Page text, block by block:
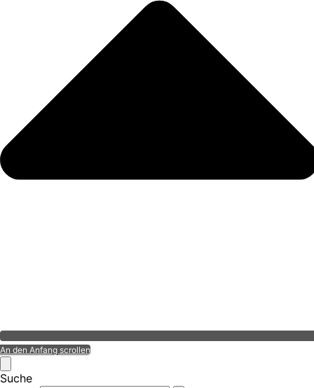
An den Anfang scrollen
Suche